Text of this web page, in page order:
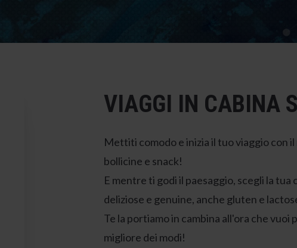
VIAGGI IN CABINA
Mettiti comodo e inizia il tuo viaggio con
bollicine e snack!
E mentre ti godi il paesaggio, scegli la
deliziose e genuine, anche gluten e
Te la portiamo in cambina all'ora che
migliore dei modi!